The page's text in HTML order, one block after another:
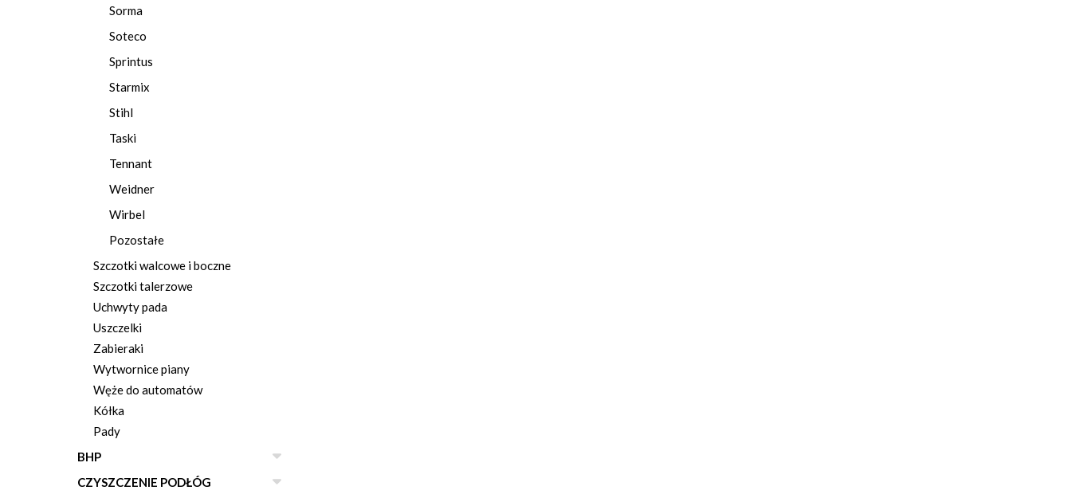
Sorma
Soteco
Sprintus
Starmix
Stihl
Taski
Tennant
Weidner
Wirbel
Pozostałe
Szczotki walcowe i boczne
Szczotki talerzowe
Uchwyty pada
Uszczelki
Zabieraki
Wytwornice piany
Węże do automatów
Kółka
Pady
BHP
CZYSZCZENIE PODŁÓG